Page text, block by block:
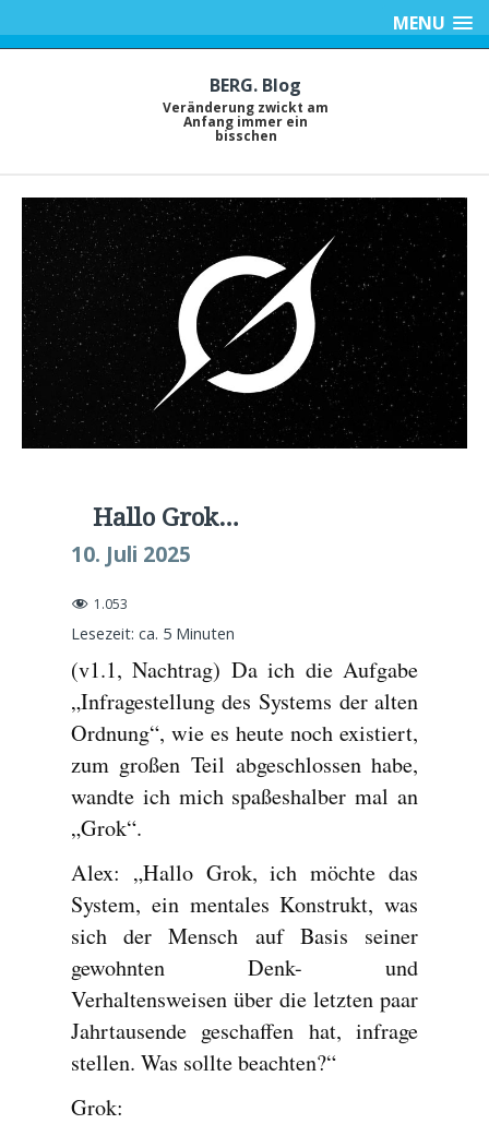
MENU
BERG. Blog
Veränderung zwickt am
Anfang immer ein
bisschen
Hallo Grok…
10. Juli 2025
1.053
Lesezeit: ca. 5 Minuten
(v1.1, Nachtrag) Da ich die Aufgabe
„Infragestellung des Systems der alten
Ordnung“, wie es heute noch existiert,
zum großen Teil abgeschlossen habe,
wandte ich mich spaßeshalber mal an
„Grok“.
Alex: „Hallo Grok, ich möchte das
System, ein mentales Konstrukt, was
sich der Mensch auf Basis seiner
gewohnten Denk- und
Verhaltensweisen über die letzten paar
Jahrtausende geschaffen hat, infrage
stellen. Was sollte beachten?“
Grok: